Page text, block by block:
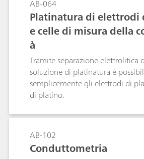
difettoso. Esistono molti modi
elettrodi di metallo, ad esempio
misura dei potenziali di
titolazione potenziometrica o
bivoltammetrica. In questo
descritti i metodi migliori per i
metallo Metrohm disponibili.
AB-064
Platinatura di
e celle di misura della
à
Tramite separazione elettrolitica
soluzione di platinatura è
semplicemente gli elettrodi di
di platino.
AB-102
Conduttometria